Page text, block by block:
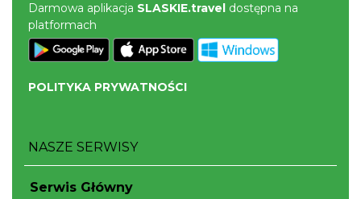
Darmowa aplikacja SLASKIE.travel dostępna na
platformach
POLITYKA PRYWATNOŚCI
NASZE SERWISY
Serwis Główny